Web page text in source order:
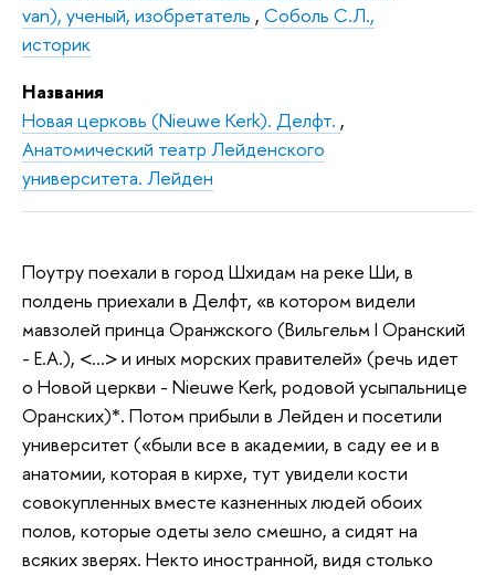
van), ученый, изобретатель , Соболь С.Л.,
историк
Названия
Новая церковь (Nieuwe Kerk). Делфт. ,
Анатомический театр Лейденского
университета. Лейден
Поутру поехали в город Шхидам на реке Ши, в
полдень приехали в Делфт, «в котором видели
мавзолей принца Оранжского (Вильгельм I Оранский
- Е.А.), <…> и иных морских правителей» (речь идет
о Новой церкви - Nieuwe Kerk, родовой усыпальнице
Оранских)*. Потом прибыли в Лейден и посетили
университет («были все в академии, в саду ее и в
анатомии, которая в кирхе, тут увидели кости
совокупленных вместе казненных людей обоих
полов, которые одеты зело смешно, а сидят на
всяких зверях. Некто иностранной, видя столько